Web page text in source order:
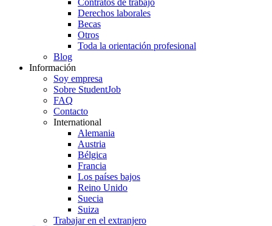
Contratos de trabajo
Derechos laborales
Becas
Otros
Toda la orientación profesional
Blog
Información
Soy empresa
Sobre StudentJob
FAQ
Contacto
International
Alemania
Austria
Bélgica
Francia
Los países bajos
Reino Unido
Suecia
Suiza
Trabajar en el extranjero